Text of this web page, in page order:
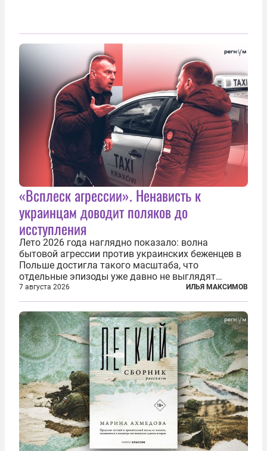
«Всплеск агрессии». Ненависть к
украинцам доводит поляков до
исступления
Лето 2026 года наглядно показало: волна
бытовой агрессии против украинских беженцев в
Польше достигла такого масштаба, что
отдельные эпизоды уже давно не выглядят
случайными. Поляки, судя по происходящему,
буквально теряют рассудок от ненависти к
украинским беженцам, и каждый новый случай
по-своему...
7 августа 2026 ИЛЬЯ МАКСИМОВ